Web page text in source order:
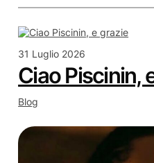
31 Luglio 2026
Ciao Piscinin,
Blog